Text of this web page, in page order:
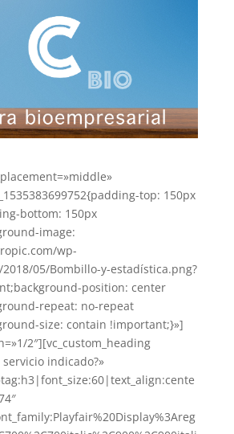
top: 150px
bottom: 150px
image:
wp-
05/Bombillo-y-estadística.png?
position: center
repeat: no-repeat
size: contain !important;}»]
2″][vc_custom_heading
indicado?»